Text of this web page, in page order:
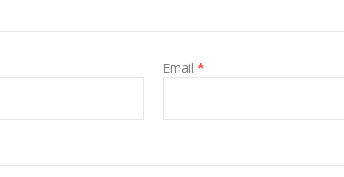
Email *